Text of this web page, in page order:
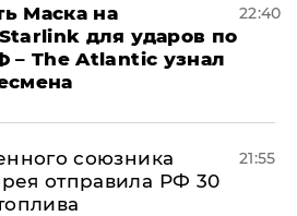
Маска на
для ударов по
– The Atlantic узнал
22:40
союзника
отправила РФ 30
21:55